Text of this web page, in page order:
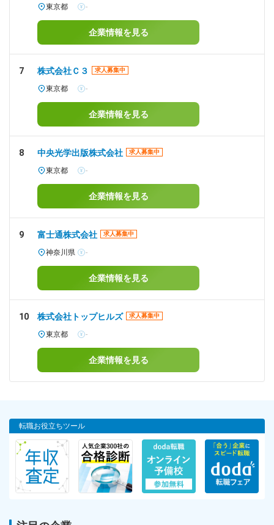
東京都 -
企業情報を見る
7 株式会社Ｃ３ 求人募集中
東京都 -
企業情報を見る
8 中央光学出版株式会社 求人募集中
東京都 -
企業情報を見る
9 富士通株式会社 求人募集中
神奈川県 -
企業情報を見る
10 株式会社トップヒルズ 求人募集中
東京都 -
企業情報を見る
転職お役立ちツール